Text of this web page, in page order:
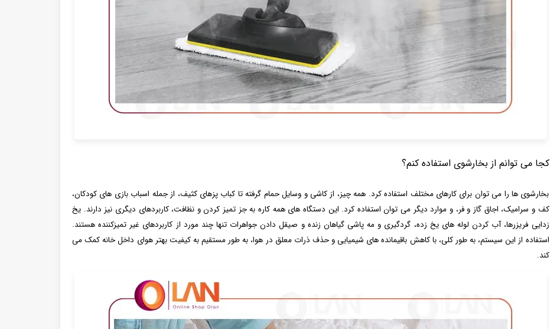
کجا می توانم از بخارشوی استفاده کنم؟
بخارشوی ها را می توان برای کارهای مختلف استفاده کرد. همه چیز، از کاشی و وسایل حمام گرفته تا کباب پزهای کثیف، از جمله اسباب بازی های کودکان،
کف و سرامیک، اجاق گاز و فر، و موارد دیگر می توان استفاده کرد. این دستگاه های همه کاره به جز تمیز کردن و نظافت، کاربردهای دیگری نیز دارند. یخ
زدایی فریزرها، آب کردن لوله های یخ زده، گردگیری و مه پاشی گیاهان زنده و صیقل دادن جواهرات تنها چند مورد از کاربردهای غیر تمیزکننده هستند.
استفاده از این سیستم، به طور کلی، با کاهش باقیمانده های شیمیایی و حذف ذرات معلق در هوا، به طور مستقیم به کیفیت بهتر هوای داخل خانه کمک می
کند.